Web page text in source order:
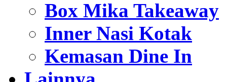
Box Mika Takeaway
Inner Nasi Kotak
Kemasan Dine In